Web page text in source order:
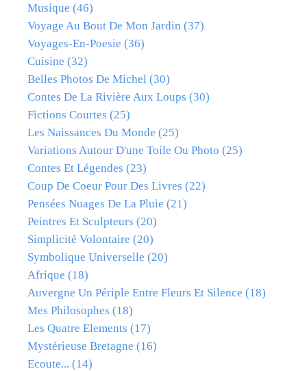
Musique (46)
Voyage Au Bout De Mon Jardin (37)
Voyages-En-Poesie (36)
Cuisine (32)
Belles Photos De Michel (30)
Contes De La Rivière Aux Loups (30)
Fictions Courtes (25)
Les Naissances Du Monde (25)
Variations Autour D'une Toile Ou Photo (25)
Contes Et Légendes (23)
Coup De Coeur Pour Des Livres (22)
Pensées Nuages De La Pluie (21)
Peintres Et Sculpteurs (20)
Simplicité Volontaire (20)
Symbolique Universelle (20)
Afrique (18)
Auvergne Un Périple Entre Fleurs Et Silence (18)
Mes Philosophes (18)
Les Quatre Elements (17)
Mystérieuse Bretagne (16)
Ecoute... (14)